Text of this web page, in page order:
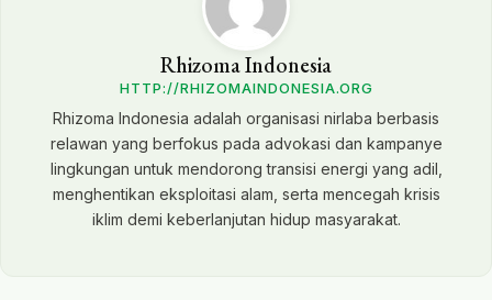
Rhizoma Indonesia
HTTP://RHIZOMAINDONESIA.ORG
Rhizoma Indonesia adalah organisasi nirlaba berbasis
relawan yang berfokus pada advokasi dan kampanye
lingkungan untuk mendorong transisi energi yang adil,
menghentikan eksploitasi alam, serta mencegah krisis
iklim demi keberlanjutan hidup masyarakat.